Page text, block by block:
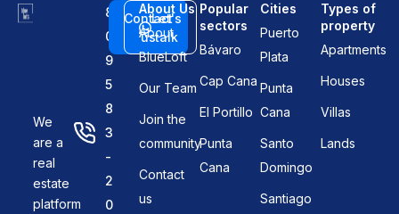
We
are a
real
estate
platform
8
0
9
5
8
3
-
2
0
Contact
us
Let's
talk
About Us
About
BlueLoft
Our Team
Join the
community
Contact
us
Popular
sectors
Bávaro
Cap Cana
El Portillo
Punta
Cana
Cities
Puerto
Plata
Punta
Cana
Santo
Domingo
Santiago
Types of
property
Apartments
Houses
Villas
Lands